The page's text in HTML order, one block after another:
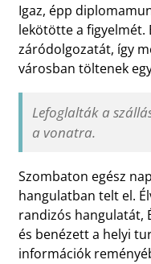
Igaz, épp
lekötötte a figyelmét.
záródolgozatát, így
városban töltenek
Lefoglalták a
a vonatra.
Szombaton egész
hangulatban telt el.
randizós hangulatát,
és benézett a helyi
információk